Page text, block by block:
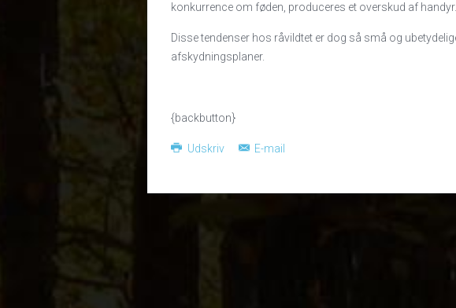
konkurrence om føden, produceres et overskud af handyr.
Disse tendenser hos råvildtet er dog så små og
afskydningsplaner.
{backbutton}
Udskriv E-mail